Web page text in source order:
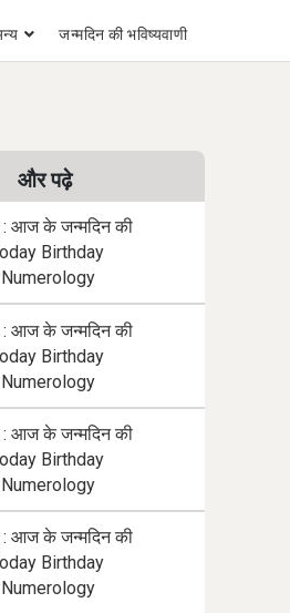
जन्मदिन की भविष्यवाणी
और पढ़े
आज के जन्मदिन की
Birthday
आज के जन्मदिन की
Birthday
आज के जन्मदिन की
Birthday
आज के जन्मदिन की
Birthday